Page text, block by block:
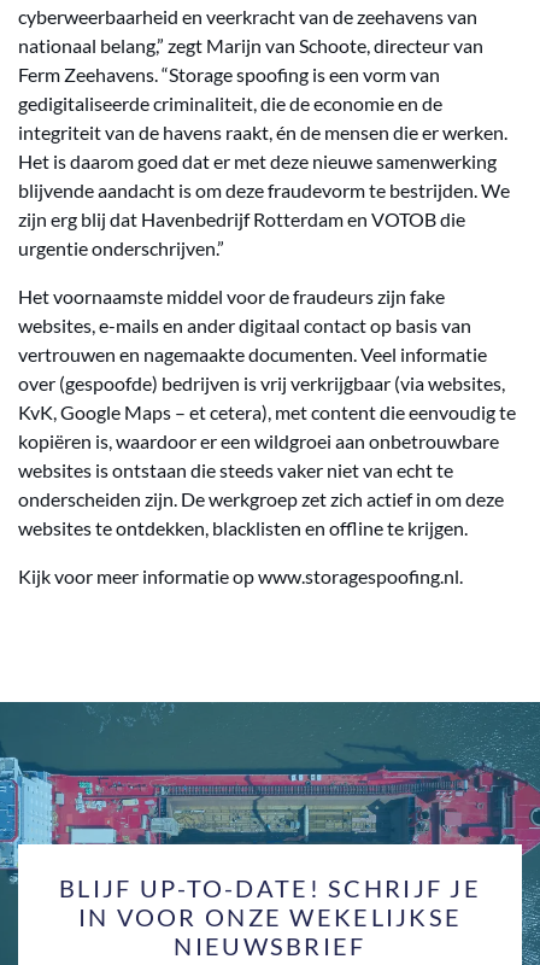
cyberweerbaarheid en veerkracht van de zeehavens van
nationaal belang,” zegt Marijn van Schoote, directeur van
Ferm Zeehavens. “Storage spoofing is een vorm van
gedigitaliseerde criminaliteit, die de economie en de
integriteit van de havens raakt, én de mensen die er werken.
Het is daarom goed dat er met deze nieuwe samenwerking
blijvende aandacht is om deze fraudevorm te bestrijden. We
zijn erg blij dat Havenbedrijf Rotterdam en VOTOB die
urgentie onderschrijven.”
Het voornaamste middel voor de fraudeurs zijn fake
websites, e-mails en ander digitaal contact op basis van
vertrouwen en nagemaakte documenten. Veel informatie
over (gespoofde) bedrijven is vrij verkrijgbaar (via websites,
KvK, Google Maps – et cetera), met content die eenvoudig te
kopiëren is, waardoor er een wildgroei aan onbetrouwbare
websites is ontstaan die steeds vaker niet van echt te
onderscheiden zijn. De werkgroep zet zich actief in om deze
websites te ontdekken, blacklisten en offline te krijgen.
Kijk voor meer informatie op www.storagespoofing.nl.
BLIJF UP-TO-DATE! SCHRIJF JE
IN VOOR ONZE WEKELIJKSE
NIEUWSBRIEF